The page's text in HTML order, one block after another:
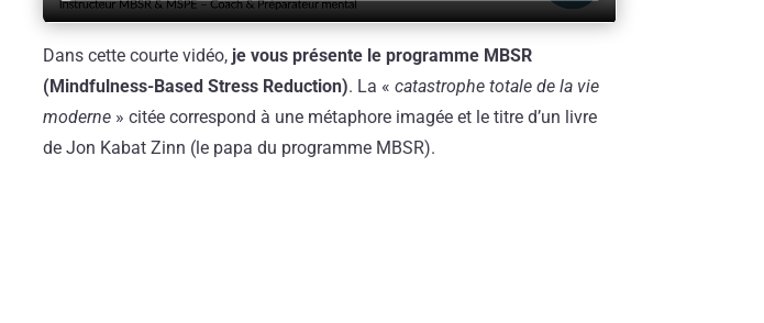
Dans cette courte vidéo, je vous présente le programme MBSR
(Mindfulness-Based Stress Reduction). La «catastrophe totale de la vie
moderne » citée correspond à une métaphore imagée et le titre d’un livre
de Jon Kabat Zinn (le papa du programme MBSR).